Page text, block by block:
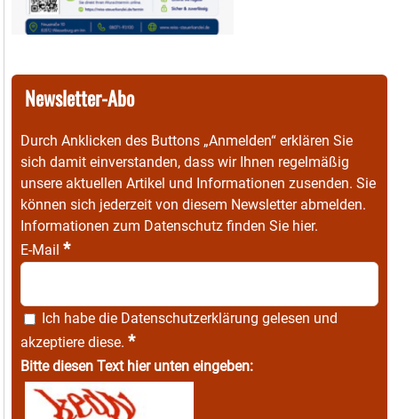
Newsletter-Abo
Durch Anklicken des Buttons „Anmelden“ erklären Sie
sich damit einverstanden, dass wir Ihnen regelmäßig
unsere aktuellen Artikel und Informationen zusenden. Sie
können sich jederzeit von diesem Newsletter abmelden.
Informationen zum Datenschutz finden Sie hier.
E-Mail *
Ich habe die Datenschutzerklärung gelesen und
akzeptiere diese. *
Bitte diesen Text hier unten eingeben: